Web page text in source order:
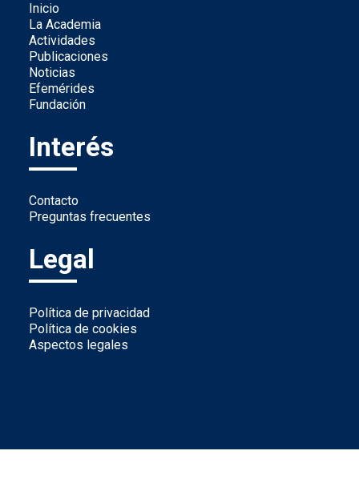
Inicio
La Academia
Actividades
Publicaciones
Noticias
Efemérides
Fundación
Interés
Contacto
Preguntas frecuentes
Legal
Política de privacidad
Política de cookies
Aspectos legales